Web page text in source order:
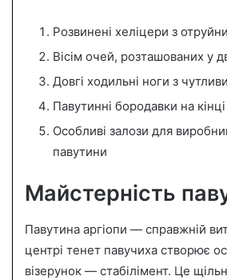
Розвинені хеліцери з
Вісім очей, розташованих у
Довгі ходильні ноги з
Павутинні бородавки на
Особливі залози для
павутини
Майстерність
Павутина аргіопи — справжній
центрі тенет павучиха створює
візерунок — стабілімент. Це